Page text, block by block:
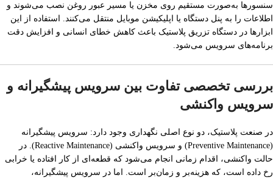
سنسورها به‌صورت مستقیم روی مخزن یا مسیر عبور روغن نصب می‌شوند و
اطلاعات را به پنل دستگاه یا اپلیکیشن موبایل منتقل می‌کنند. استفاده از این
ابزارها در دستگاه تزریق پلاستیک باعث کاهش خطای انسانی و افزایش دقت
برنامه‌های سرویس می‌شود.
بررسی تخصصی تفاوت بین سرویس پیشگیرانه و
سرویس واکنشی
در صنعت پلاستیک، دو نوع اصلی نگهداری وجود دارد: سرویس پیشگیرانه
(Preventive Maintenance) و سرویس واکنشی (Reactive Maintenance). در
حالت واکنشی، اقدام زمانی انجام می‌شود که قطعه‌ای از کار افتاده یا خرابی
رخ داده است، که هزینه‌بر و زمان‌بر است. اما در سرویس پیشگیرانه،